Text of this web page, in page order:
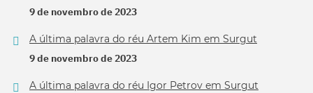
9 de novembro de 2023
A última palavra do réu Artem Kim em Surgut
9 de novembro de 2023
A última palavra do réu Igor Petrov em Surgut